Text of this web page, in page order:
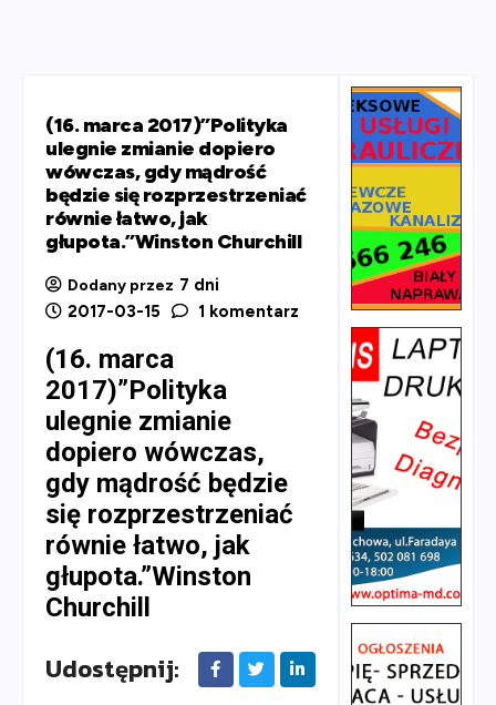
(16. marca 2017)”Polityka
ulegnie zmianie dopiero
wówczas, gdy mądrość
będzie się rozprzestrzeniać
równie łatwo, jak
głupota.”Winston Churchill
Dodany przez 7 dni
2017-03-15
1 komentarz
(16. marca
2017)”Polityka
ulegnie zmianie
dopiero wówczas,
gdy mądrość będzie
się rozprzestrzeniać
równie łatwo, jak
głupota.”Winston
Churchill
Udostępnij: